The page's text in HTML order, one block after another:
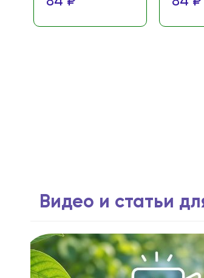
Видео и статьи